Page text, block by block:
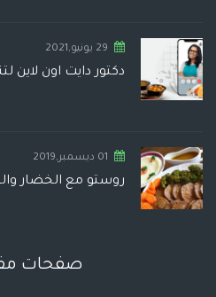
29 يونيو,2021
دكتور دايت اون لاين
01 ديسمبر,2019
روستو مع الخضار
صفحات